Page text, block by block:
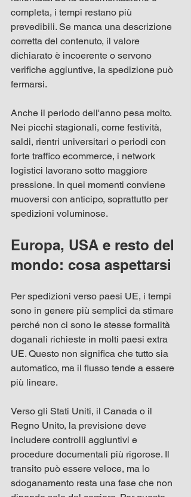
completa, i tempi restano più
prevedibili. Se manca una descrizione
corretta del contenuto, il valore
dichiarato è incoerente o servono
verifiche aggiuntive, la spedizione può
fermarsi.
Anche il periodo dell'anno pesa molto.
Nei picchi stagionali, come festività,
saldi, rientri universitari o periodi con
forte traffico ecommerce, i network
logistici lavorano sotto maggiore
pressione. In quei momenti conviene
muoversi con anticipo, soprattutto per
spedizioni voluminose.
Europa, USA e resto del
mondo: cosa aspettarsi
Per spedizioni verso paesi UE, i tempi
sono in genere più semplici da stimare
perché non ci sono le stesse formalità
doganali richieste in molti paesi extra
UE. Questo non significa che tutto sia
automatico, ma il flusso tende a essere
più lineare.
Verso gli Stati Uniti, il Canada o il
Regno Unito, la previsione deve
includere controlli aggiuntivi e
procedure documentali più rigorose. Il
transito può essere veloce, ma lo
sdoganamento resta una fase che non